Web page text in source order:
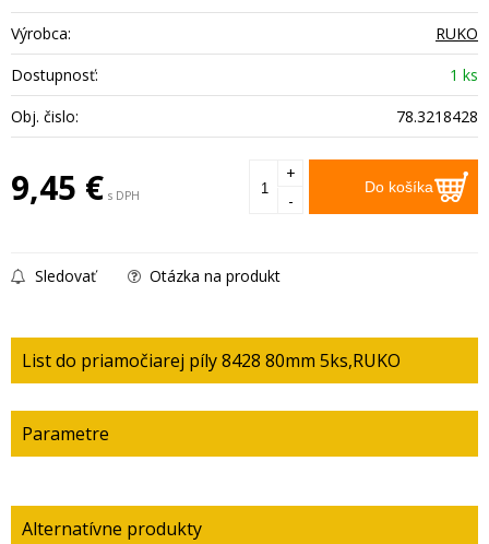
Výrobca:
RUKO
Dostupnosť:
1 ks
Obj. čislo:
78.3218428
9,45 € s DPH Do košíka
+
-
Sledovať Otázka na produkt
List do priamočiarej píly 8428 80mm 5ks,RUKO
Parametre